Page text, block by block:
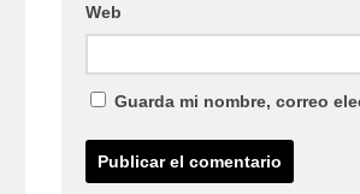
Web
Guarda mi nombre, correo